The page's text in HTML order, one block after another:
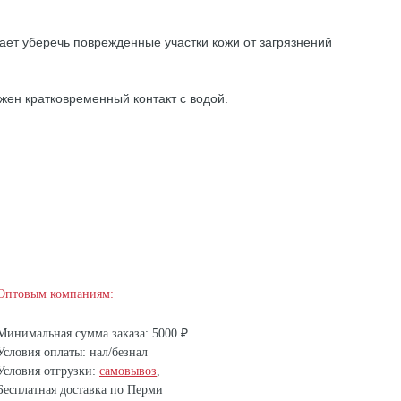
уберечь поврежденные участки кожи от загрязнений
кратковременный контакт с водой.
компаниям:
сумма заказа: 5000 ₽
оплаты: нал/безнал
отгрузки: самовывоз,
доставка по Перми